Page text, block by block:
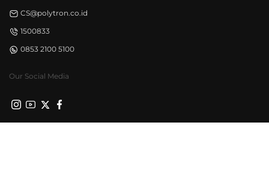
CS@polytron.co.id
1500833
0853 2100 5100
Our Social Media